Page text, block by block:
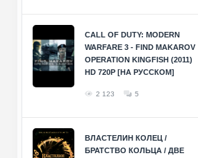
CALL OF DUTY: MODERN
WARFARE 3 - FIND MAKAROV
OPERATION KINGFISH (2011)
HD 720P [НА РУССКОМ]
2 123 5
ВЛАСТЕЛИН КОЛЕЦ /
БРАТСТВО КОЛЬЦА / ДВЕ